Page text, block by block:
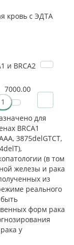
кровь с ЭДТА
и BRCA2
7000.00
для
BRCA1
3875delGTCT,
(в том
железы и рака
из
реального
форм рака
у